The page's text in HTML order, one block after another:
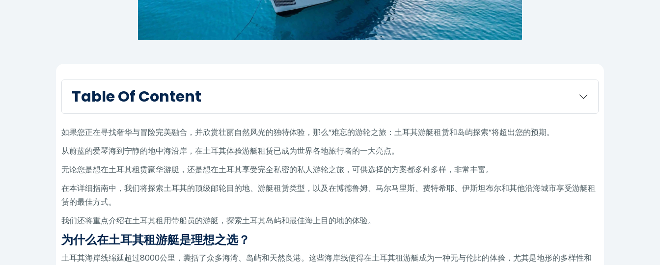
Table Of Content
如果您正在寻找奢华与冒险完美融合，并欣赏壮丽自然风光的独特体验，那么“难忘的游轮之旅：土耳其游艇租赁和岛屿探索”将超出您的预期。
从蔚蓝的爱琴海到宁静的地中海沿岸，在土耳其体验游艇租赁已成为世界各地旅行者的一大亮点。
无论您是想在土耳其租赁豪华游艇，还是想在土耳其享受完全私密的私人游轮之旅，可供选择的方案都多种多样，非常丰富。
在本详细指南中，我们将探索土耳其的顶级邮轮目的地、游艇租赁类型，以及在博德鲁姆、马尔马里斯、费特希耶、伊斯坦布尔和其他沿海城市享受游艇租
赁的最佳方式。
我们还将重点介绍在土耳其租用带船员的游艇，探索土耳其岛屿和最佳海上目的地的体验。
为什么在土耳其租游艇是理想之选？
土耳其海岸线绵延超过8000公里，囊括了众多海湾、岛屿和天然良港。这些海岸线使得在土耳其租游艇成为一种无与伦比的体验，尤其是地形的多样性和